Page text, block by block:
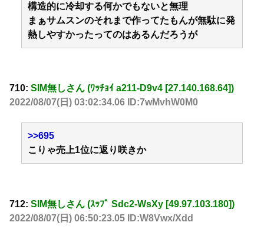
構造的に冷却する何かでもないと無理
まぁサムスンのそれまで作ってたもんが無駄に発
熱しやすかったってのはあるんだろうが
710: SIM無しさん (ﾜｯﾁｮｲ a211-D9v4 [27.140.168.64])
2022/08/07(日) 03:02:34.06 ID:7wMvhW0M0
>>695
こりゃ売上1位に返り咲きか
712: SIM無しさん (ｽｯﾌﾟ Sdc2-WsXy [49.97.103.180])
2022/08/07(日) 06:50:23.05 ID:W8Vwx/Xdd